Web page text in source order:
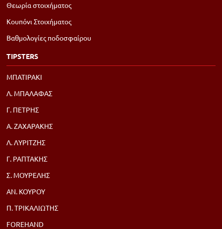
Θεωρία στοιχήματος
Κουπόνι Στοιχήματος
Βαθμολογίες ποδοσφαίρου
TIPSTERS
ΜΠΑΤΙΡΑΚΙ
Λ. ΜΠΑΛΑΦΑΣ
Γ. ΠΕΤΡΗΣ
Α. ΖΑΧΑΡΑΚΗΣ
Λ. ΛΥΡΙΤΖΗΣ
Γ. ΡΑΠΤΑΚΗΣ
Σ. ΜΟΥΡΕΛΗΣ
ΑΝ. ΚΟΥΡΟΥ
Π. ΤΡΙΚΑΛΙΩΤΗΣ
FOREHAND